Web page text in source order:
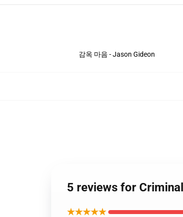
감옥 마음 - Jason Gideon
5 reviews for
★★★★★